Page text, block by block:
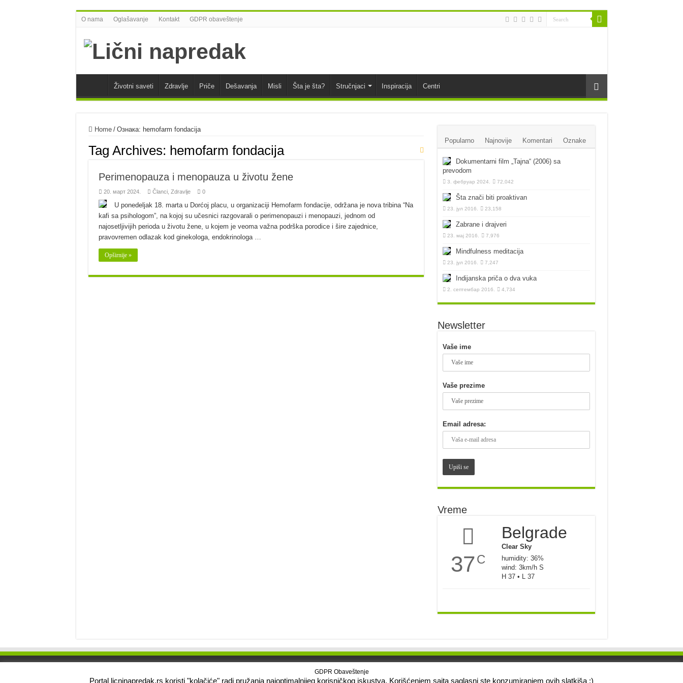
O nama Oglašavanje Kontakt GDPR obaveštenje
Životni saveti Zdravlje Priče Dešavanja Misli Šta je šta? Stručnjaci Inspiracija Centri
Home / Ознака: hemofarm fondacija
Tag Archives: hemofarm fondacija
Perimenopauza i menopauza u životu žene
20. март 2024. Članci, Zdravlje 0
U ponedeljak 18. marta u Dorćoj placu, u organizaciji Hemofarm fondacije, održana je nova tribina “Na
kafi sa psihologom”, na kojoj su učesnici razgovarali o perimenopauzi i menopauzi, jednom od
najosetljivijih perioda u životu žene, u kojem je veoma važna podrška porodice i šire zajednice,
pravovremen odlazak kod ginekologa, endokrinologa …
Opširnije »
Popularno Najnovije Komentari Oznake
Dokumentarni film „Tajna“ (2006) sa
prevodom
3. фебруар 2024. 72,042
Šta znači biti proaktivan
23. јул 2016. 23,158
Zabrane i drajveri
23. мај 2016. 7,976
Mindfulness meditacija
23. јул 2016. 7,247
Indijanska priča o dva vuka
2. септембар 2016. 4,734
Newsletter
Vaše ime
Vaše prezime
Email adresa:
Vreme
37C
Belgrade
Clear Sky
humidity: 36%
wind: 3km/h S
H 37 • L 37
GDPR Obaveštenje
Portal licninapredak.rs koristi "kolačiće" radi pružanja najoptimalnijeg korisničkog iskustva. Korišćenjem sajta saglasni ste konzumiranjem ovih slatkiša :)